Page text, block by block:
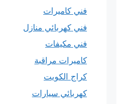
فني كاميرات
فني كهربائي منازل
فني مكيفات
كاميرات مراقبة
كراج الكويت
كهربائي سيارات